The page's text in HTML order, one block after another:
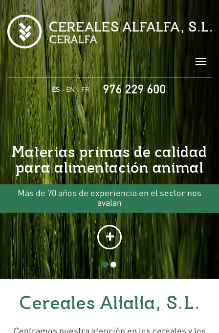
Pasar al contenido principal
ES EN FR 976 229 600
Materias primas de calidad
para alimentación animal
Más de 70 años de experiencia en el sector nos
avalan
+
Cereales Alfalfa, S.L.
Centramos nuestra atención en los cereales y los